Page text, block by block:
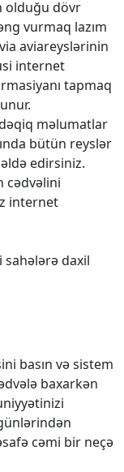
olduğu dövr
vurmaq lazım
aviareyslərinin
internet
tapmaq
məlumatlar
bütün reyslər
edirsiniz.
cədvəlini
internet
sahələrə daxil
basın və sistem
baxarkən
günlərindən
cəmi bir neçə